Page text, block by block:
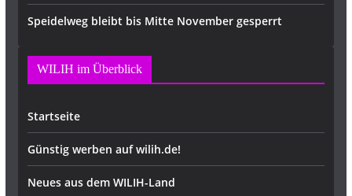
Speidelweg bleibt bis Mitte November gesperrt
WILIH im Überblick
Startseite
Günstig werben auf wilih.de!
Neues aus dem WILIH-Land